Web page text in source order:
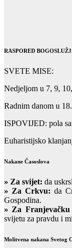
RASPORED
SVETE MISE:
Nedjeljom u 7, 9,
Radnim danom u
ISPOVIJED: pola
Euharistijsko
Nakane Časoslova
» Za svijet: da
» Za Crkvu: da
Gospodina.
» Za Franjevačku
svijetu za pravdu i
Molitvena nakana Svetog